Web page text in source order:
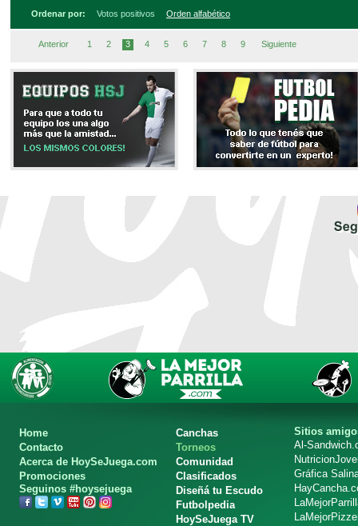
Ordenar por: Votos positivos Orden alfabético
Anterior 1 2 3 4 5 6 7 8 9 Siguiente
Home
Contacto
Acerca de HoySeJuega.com
Promociones
Seguinos #hoysejuega
Canchas
Torneos
Comunidad
Clasificados
Diseñá tu Escudo
Futbolpedia
HoySeJuega TV
Sitios
Al-
Gráfica